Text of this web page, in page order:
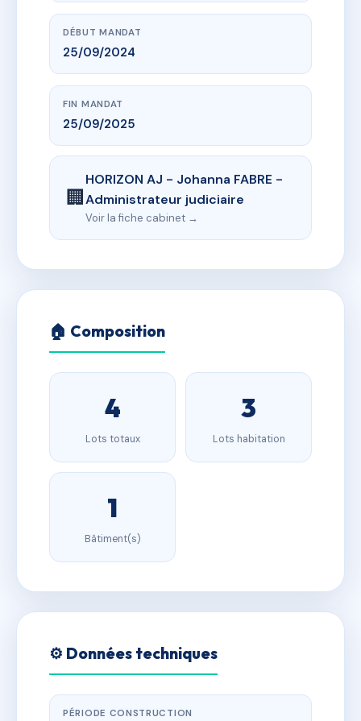
DÉBUT MANDAT
25/09/2024
FIN MANDAT
25/09/2025
🏢
HORIZON AJ - Johanna FABRE -
Administrateur judiciaire
Voir la fiche cabinet →
🏠 Composition
4
Lots totaux
3
Lots habitation
1
Bâtiment(s)
⚙️ Données techniques
PÉRIODE CONSTRUCTION